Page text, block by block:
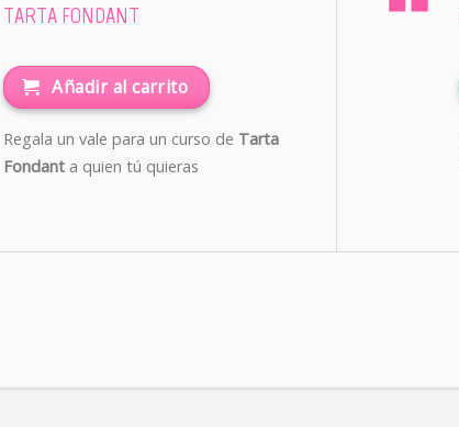
TARTA FONDANT
Añadir al carrito
Regala un vale para un curso de Tarta
Fondant a quien tú quieras